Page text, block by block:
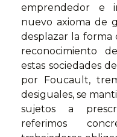
emprendedor e
nuevo axioma de
desplazar la forma
reconocimiento
estas sociedades
por Foucault,
desiguales, se
sujetos a
referimos